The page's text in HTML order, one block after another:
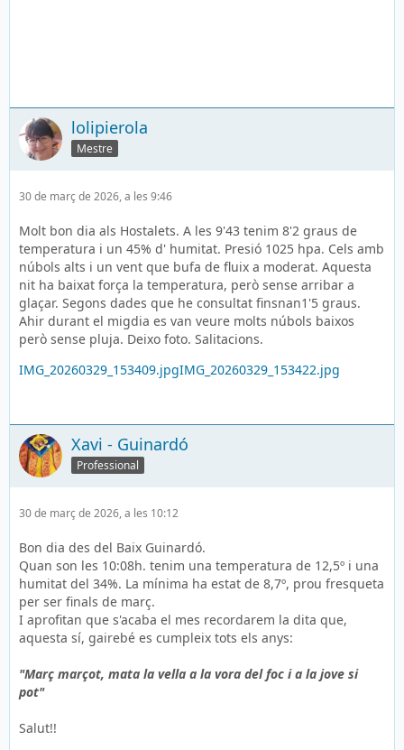
lolipierola
Mestre
30 de març de 2026, a les 9:46
Molt bon dia als Hostalets. A les 9'43 tenim 8'2 graus de
temperatura i un 45% d' humitat. Presió 1025 hpa. Cels amb
núbols alts i un vent que bufa de fluix a moderat. Aquesta
nit ha baixat força la temperatura, però sense arribar a
glaçar. Segons dades que he consultat finsnan1'5 graus.
Ahir durant el migdia es van veure molts núbols baixos
però sense pluja. Deixo foto. Salitacions.
IMG_20260329_153409.jpgIMG_20260329_153422.jpg
Xavi - Guinardó
Professional
30 de març de 2026, a les 10:12
Bon dia des del Baix Guinardó.
Quan son les 10:08h. tenim una temperatura de 12,5º i una
humitat del 34%. La mínima ha estat de 8,7º, prou fresqueta
per ser finals de març.
I aprofitan que s'acaba el mes recordarem la dita que,
aquesta sí, gairebé es cumpleix tots els anys:
"Març marçot, mata la vella a la vora del foc i a la jove si
pot"
Salut!!